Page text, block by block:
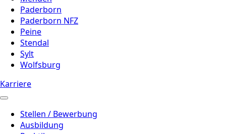
Paderborn
Paderborn NFZ
Peine
Stendal
Sylt
Wolfsburg
Karriere
Stellen / Bewerbung
Ausbildung